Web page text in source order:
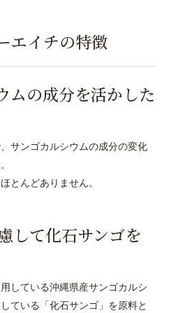
エイチの特徴
ムの成分を活かした
サンゴカルシウムの成分の変化
とんどありません。
して化石サンゴを
している沖縄県産サンゴカルシ
ている「化石サンゴ」を原料と